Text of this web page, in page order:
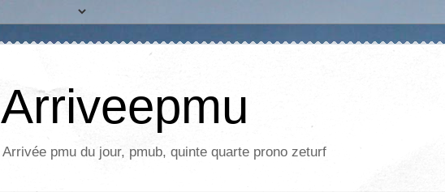
Arriveepmu
Arrivée pmu du jour, pmub, quinte quarte prono zeturf